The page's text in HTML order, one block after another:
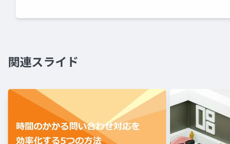
関連スライド